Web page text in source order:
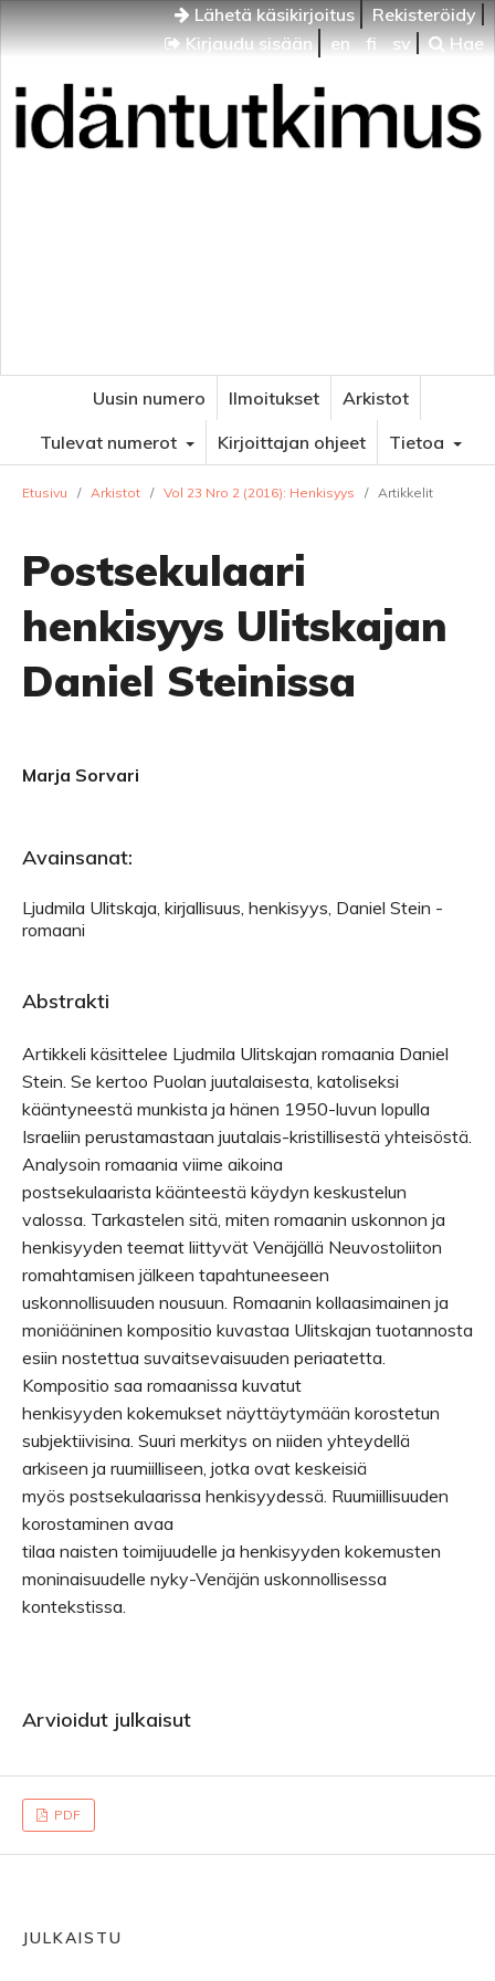
Lähetä käsikirjoitus
Rekisteröidy
Kirjaudu sisään
en fi sv Hae
Uusin numero Ilmoitukset
Arkistot
Tulevat numerot
Kirjoittajan ohjeet Tietoa
Etusivu / Arkistot / Vol 23 Nro 2 (2016): Henkisyys / Artikkelit
Postsekulaari
henkisyys Ulitskajan
Daniel Steinissa
Marja Sorvari
Avainsanat:
Ljudmila Ulitskaja, kirjallisuus, henkisyys, Daniel Stein -
romaani
Abstrakti
Artikkeli käsittelee Ljudmila Ulitskajan romaania Daniel
Stein. Se kertoo Puolan juutalaisesta, katoliseksi
kääntyneestä munkista ja hänen 1950-luvun lopulla
Israeliin perustamastaan juutalais-kristillisestä yhteisöstä.
Analysoin romaania viime aikoina
postsekulaarista käänteestä käydyn keskustelun
valossa. Tarkastelen sitä, miten romaanin uskonnon ja
henkisyyden teemat liittyvät Venäjällä Neuvostoliiton
romahtamisen jälkeen tapahtuneeseen
uskonnollisuuden nousuun. Romaanin kollaasimainen ja
moniääninen kompositio kuvastaa Ulitskajan tuotannosta
esiin nostettua suvaitsevaisuuden periaatetta.
Kompositio saa romaanissa kuvatut
henkisyyden kokemukset näyttäytymään korostetun
subjektiivisina. Suuri merkitys on niiden yhteydellä
arkiseen ja ruumiilliseen, jotka ovat keskeisiä
myös postsekulaarissa henkisyydessä. Ruumiillisuuden
korostaminen avaa
tilaa naisten toimijuudelle ja henkisyyden kokemusten
moninaisuudelle nyky-Venäjän uskonnollisessa
kontekstissa.
Arvioidut julkaisut
PDF
JULKAISTU